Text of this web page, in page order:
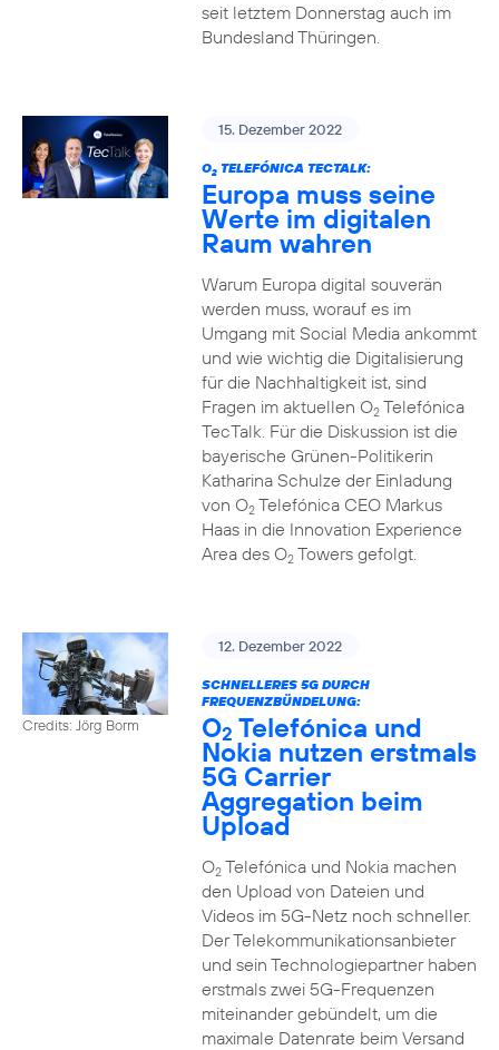
seit letztem Donnerstag auch im
Bundesland Thüringen.
15. Dezember 2022
O2TELEFÓNICA TECTALK:
Europa muss seine
Werte im digitalen
Raum wahren
Warum Europa digital souverän
werden muss, worauf es im
Umgang mit Social Media ankommt
und wie wichtig die Digitalisierung
für die Nachhaltigkeit ist, sind
Fragen im aktuellen O2Telefónica
TecTalk. Für die Diskussion ist die
bayerische Grünen-Politikerin
Katharina Schulze der Einladung
von O2Telefónica CEO Markus
Haas in die Innovation Experience
Area des O2Towers gefolgt.
Credits: Jörg Borm
12. Dezember 2022
SCHNELLERES 5G DURCH
FREQUENZBÜNDELUNG:
O2 Telefónica und
Nokia nutzen erstmals
5G Carrier
Aggregation beim
Upload
O2Telefónica und Nokia machen
den Upload von Dateien und
Videos im 5G-Netz noch schneller.
Der Telekommunikationsanbieter
und sein Technologiepartner haben
erstmals zwei 5G-Frequenzen
miteinander gebündelt, um die
maximale Datenrate beim Versand